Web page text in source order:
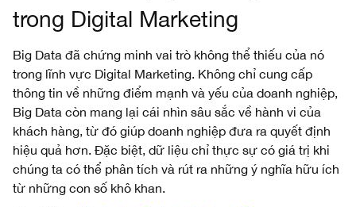
trong Digital Marketing
Big Data đã chứng minh vai trò không thể thiếu của nó
trong lĩnh vực Digital Marketing. Không chỉ cung cấp
thông tin về những điểm mạnh và yếu của doanh nghiệp,
Big Data còn mang lại cái nhìn sâu sắc về hành vi của
khách hàng, từ đó giúp doanh nghiệp đưa ra quyết định
hiệu quả hơn. Đặc biệt, dữ liệu chỉ thực sự có giá trị khi
chúng ta có thể phân tích và rút ra những ý nghĩa hữu ích
từ những con số khô khan.